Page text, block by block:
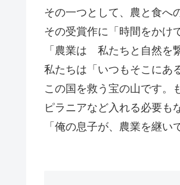
その一つとして、農と食へ
その受賞作に「時間をかけ
「農業は 私たちと自然を
私たちは「いつもそこにあ
この国を救う宝の山です。
ピラニアなど入れる必要も
「俺の息子が、農業を継